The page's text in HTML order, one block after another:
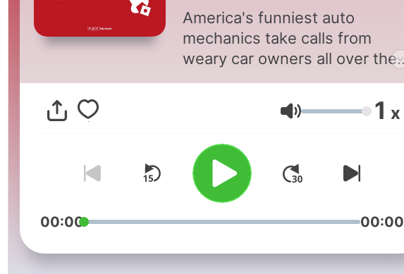
America's funniest auto
mechanics take calls from
weary car owners all over the
country, and crack wise while
they diagnose Dodges and
dismiss Diahatsus. You don't
have to know anything about
cars to love this one hour
weekly laugh fest.
Support public media by
You’ll get perks for over 25
Lautstärke 1 x
00:00 00:00